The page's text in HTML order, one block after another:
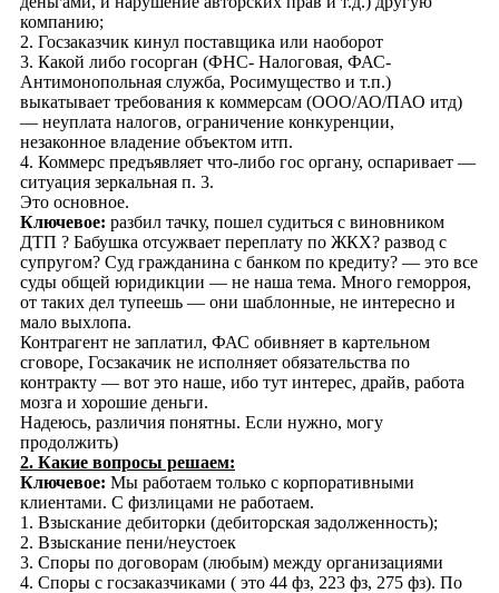
компанию;
2. Госзаказчик кинул поставщика или наоборот
3. Какой либо госорган (ФНС- Налоговая, ФАС-
Антимонопольная служба, Росимущество и т.п.)
выкатывает требования к коммерсам (ООО/АО/ПАО итд)
— неуплата налогов, ограничение конкуренции,
незаконное владение объектом итп.
4. Коммерс предъявляет что-либо гос органу, оспаривает —
ситуация зеркальная п. 3.
Это основное.
Ключевое: разбил тачку, пошел судиться с виновником
ДТП ? Бабушка отсужвает переплату по ЖКХ? развод с
супругом? Суд гражданина с банком по кредиту? — это все
суды общей юридикции — не наша тема. Много геморроя,
от таких дел тупеешь — они шаблонные, не интересно и
мало выхлопа.
Контрагент не заплатил, ФАС обивняет в картельном
сговоре, Госзакачик не исполняет обязательства по
контракту — вот это наше, ибо тут интерес, драйв, работа
мозга и хорошие деньги.
Надеюсь, различия понятны. Если нужно, могу
продолжить)
2. Какие вопросы решаем:
Ключевое: Мы работаем только с корпоративными
клиентами. С физлицами не работаем.
1. Взыскание дебиторки (дебиторская задолженность);
2. Взыскание пени/неустоек
3. Споры по договорам (любым) между организациями
4. Споры с госзаказчиками ( это 44 фз, 223 фз, 275 фз). По